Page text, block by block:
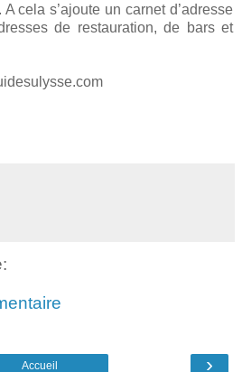
cela s’ajoute un carnet d’adresse
de restauration, de bars et
›
Accueil